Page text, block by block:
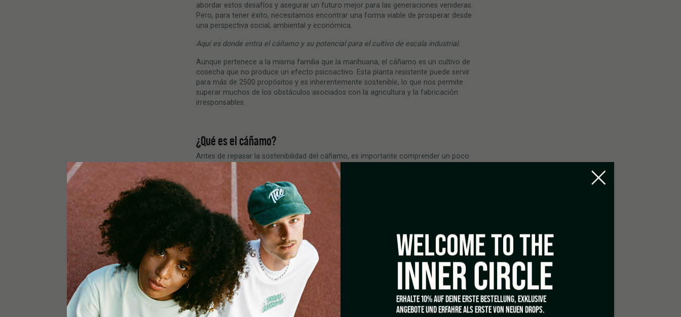
abordar estos desafíos y asegurar un futuro mejor para las generaciones venideras.
Pero, para tener éxito, necesitamos encontrar una forma viable de prosperar desde
una perspectiva social, ambiental y económica.
Aquíes donde entra el cáñamo y su potencial para el cultivo de escala industrial.
Aunque pertenece a la misma familia que la marihuana, el cáñamo es un cultivo de
cosecha que no produce un efecto psicoactivo. Esta planta resistente puede servir
para más de 2500 propósitos y es inherentemente sostenible, lo que nos permite
superar muchos de los obstáculos asociados con la agricultura y la fabricación
irresponsables.
¿Qué es el cáñamo?
Antes de repasar la sostenibilidad del cáñamo, es importante comprender un poco
más sobre esta planta. Como mencionamos antes, el cáñamo industrial pertenece a la
misma familia que la marihuana. Pero este cultivo no produce niveles concentrados de
THC, por lo que no se consume con fines recreativos.
Durante siglos, el cáñamo ha sido utilizado por docenas de civilizaciones diferentes
para producir telas y otros bienes. Tiene un material fibroso similar al yute, que se
puede transformar en una variedad de productos diferentes. También tiene
compuestos naturales llamados cannabinoides que se pueden usar para hacer aceites
y otros suplementos poderosos.
Y la mejor parte es que el cáñamo representa una alternativa mucho más sostenible al
algodón y otros cultivos tradicionales.
El cáñamo ha sido uno de los cultivos más importantes para la humanidad hasta este
último siglo. Es asombroso ver cómo el uso generalizado del cáñamo se ha
deteriorado hasta tal punto que la gente apenas lo reconoce como otra cosa que no
WELCOME TO THE
INNER CIRCLE
ERHALTE 10% AUF DEINE ERSTE BESTELLUNG, EXKLUSIVE
ANGEBOTE UND ERFAHRE ALS ERSTE VON NEUEN DROPS.